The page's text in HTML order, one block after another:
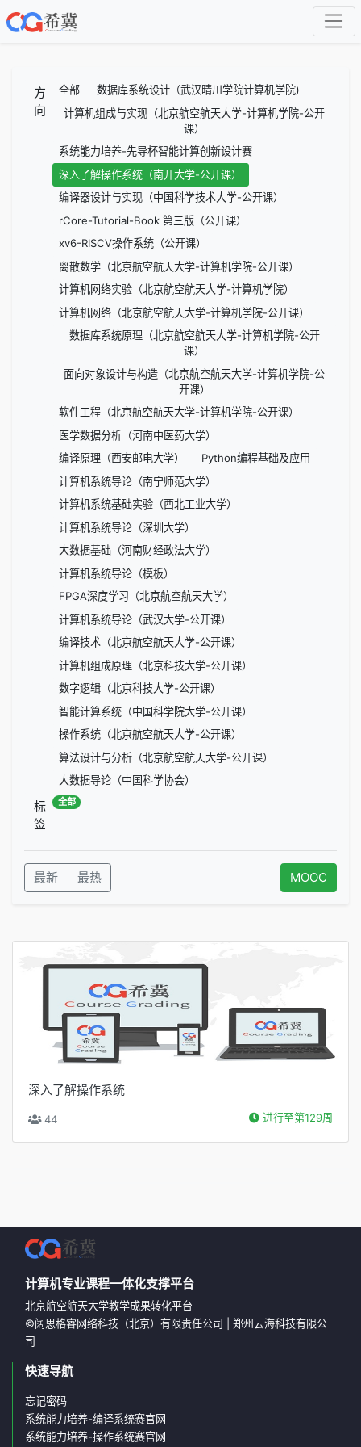
方
向
全部
数据库系统设计（武汉晴川学院计算机学院)
计算机组成与实现（北京航空航天大学-计算机学院-公开
课）
系统能力培养-先导杯智能计算创新设计赛
深入了解操作系统（南开大学-公开课）
编译器设计与实现（中国科学技术大学-公开课）
rCore-Tutorial-Book 第三版（公开课）
xv6-RISCV操作系统（公开课）
离散数学（北京航空航天大学-计算机学院-公开课）
计算机网络实验（北京航空航天大学-计算机学院）
计算机网络（北京航空航天大学-计算机学院-公开课）
数据库系统原理（北京航空航天大学-计算机学院-公开
课）
面向对象设计与构造（北京航空航天大学-计算机学院-公
开课）
软件工程（北京航空航天大学-计算机学院-公开课）
医学数据分析（河南中医药大学）
编译原理（西安邮电大学）
Python编程基础及应用
计算机系统导论（南宁师范大学）
计算机系统基础实验（西北工业大学）
计算机系统导论（深圳大学）
大数据基础（河南财经政法大学）
计算机系统导论（模板）
FPGA深度学习（北京航空航天大学）
计算机系统导论（武汉大学-公开课）
编译技术（北京航空航天大学-公开课）
计算机组成原理（北京科技大学-公开课）
数字逻辑（北京科技大学-公开课）
智能计算系统（中国科学院大学-公开课）
操作系统（北京航空航天大学-公开课）
算法设计与分析（北京航空航天大学-公开课）
大数据导论（中国科学协会）
标
签
全部
最新 最热 MOOC
深入了解操作系统
44 进行至第129周
计算机专业课程一体化支撑平台
北京航空航天大学教学成果转化平台
©阔思格睿网络科技（北京）有限责任公司
郑州云海科技有限公
司
快速导航
忘记密码
系统能力培养-编译系统赛官网
系统能力培养-操作系统赛官网